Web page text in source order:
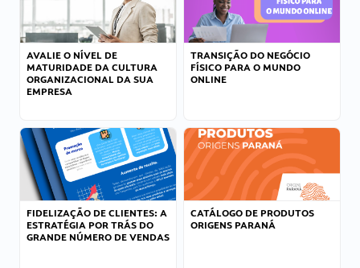
AVALIE O NÍVEL DE
MATURIDADE DA CULTURA
ORGANIZACIONAL DA SUA
EMPRESA
TRANSIÇÃO DO NEGÓCIO
FÍSICO PARA O MUNDO
ONLINE
FIDELIZAÇÃO DE CLIENTES: A
ESTRATÉGIA POR TRÁS DO
GRANDE NÚMERO DE VENDAS
CATÁLOGO DE PRODUTOS
ORIGENS PARANÁ